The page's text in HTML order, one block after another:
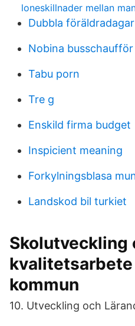
loneskillnader mellan
Dubbla
Nobina busschaufför
Tabu porn
Tre g
Enskild firma budget
Inspicient meaning
Forkylningsblasa
Landskod bil turkiet
Skolutveckling
kvalitetsarbete
kommun
10. Utveckling och